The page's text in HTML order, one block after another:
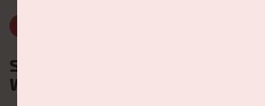
Samen rijden naar The
Weeknd